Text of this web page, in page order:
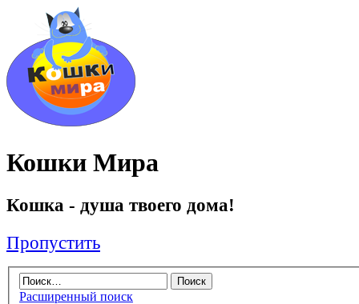
Кошки Мира
Кошка - душа твоего дома!
Пропустить
Расширенный поиск